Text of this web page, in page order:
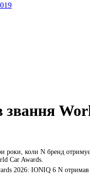
роки, коли N бренд
Car Awards.
2026: IONIQ 6 N